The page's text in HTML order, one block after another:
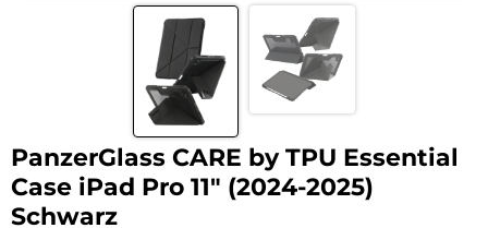
PanzerGlass CARE by TPU Essential
Case iPad Pro 11″ (2024-2025)
Schwarz